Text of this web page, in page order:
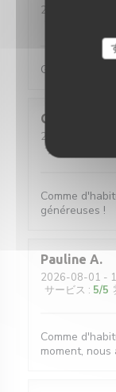
2026-08-01
-
Galettes et
Quentin
2026-07-31
サービス
Comme
généreuses !
Pauline A
2026-08-01 -
サービス : 5/5
Comme
moment,